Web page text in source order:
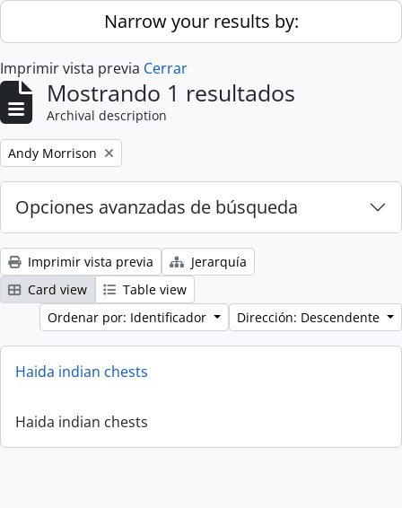
Skip to main contentNarrow your results by:
Imprimir vista previa Cerrar
Mostrando 1 resultados
Archival description
Remove filter:
Andy Morrison
Opciones avanzadas de búsqueda
Imprimir vista previa
Jerarquía
Card view
Table view
Ordenar por: Identificador
Dirección: Descendente
Haida indian chests
Haida indian chests